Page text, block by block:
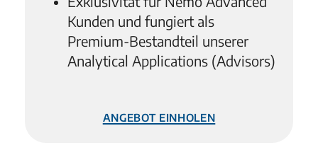
Kunden und fungiert als
Premium-Bestandteil unserer
Analytical Applications (Advisors)
Angebot einholen